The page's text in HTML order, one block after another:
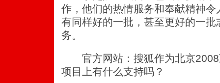
作，他们的热情服务和奉献精神
有同样好的一批，甚至更好的一
务。
官方网站：搜狐作为北京2008
项目上有什么支持吗？